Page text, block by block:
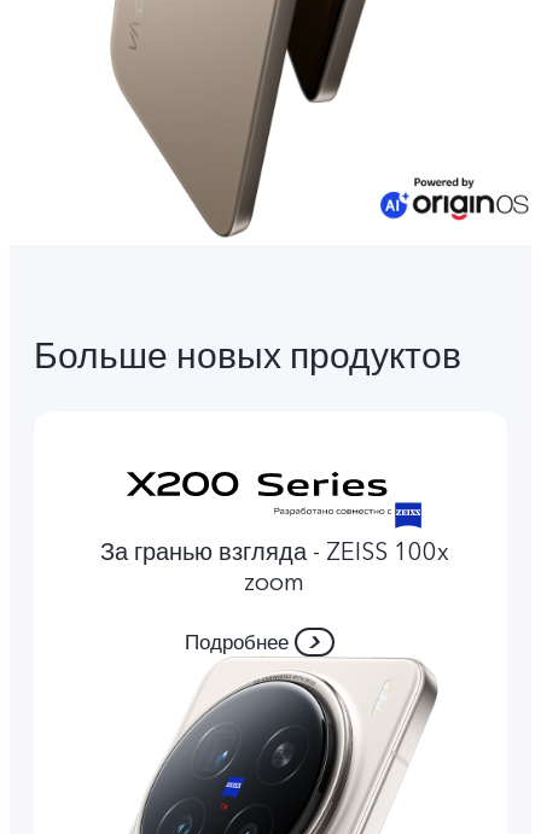
Больше новых продуктов
За гранью взгляда - ZEISS 100x
zoom
Подробнее